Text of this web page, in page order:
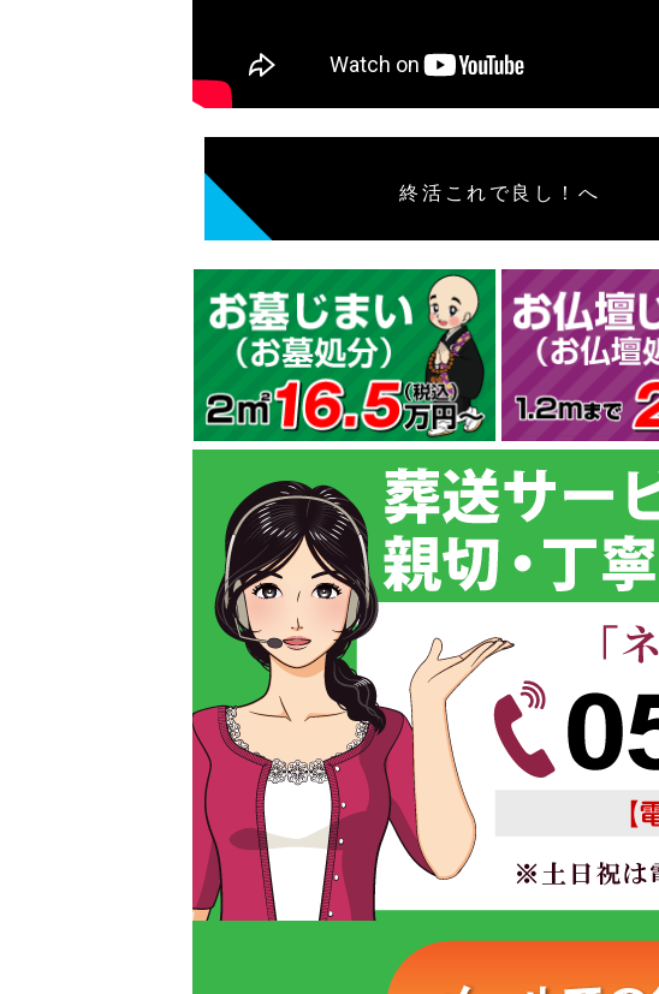
終活これで良し！へ